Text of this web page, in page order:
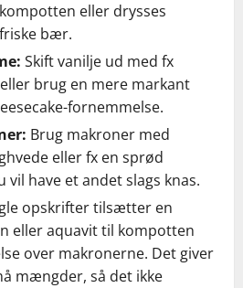
eller drysses
bær.
Skift vanilje ud med fx
brug en mere markant
fornemmelse.
Brug makroner med
eller fx en sprød
vil have et andet slags knas.
opskrifter tilsætter en
eller aquavit til kompotten
over makronerne. Det giver
mængder, så det ikke